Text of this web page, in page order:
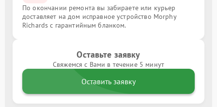
По окончании ремонта вы забираете или курьер
доставляет на дом исправное устройство Morphy
Richards с гарантийным бланком.
Оставьте заявку
Свяжемся с Вами в течение 5 минут
Оставить заявку